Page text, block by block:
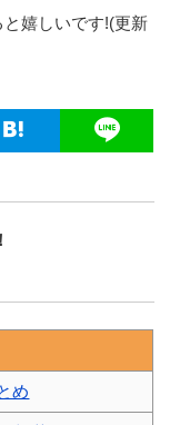
嬉しいです!(更新
め